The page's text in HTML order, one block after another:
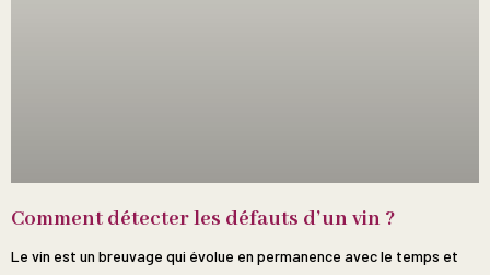
Comment détecter les défauts d’un vin ?
Le vin est un breuvage qui évolue en permanence avec le temps et